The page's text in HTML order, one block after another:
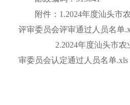
附件：1.2024年度汕头市
评审委员会评审通过人员名单
2.2024年度汕头市
审委员会认定通过人员名单.xls